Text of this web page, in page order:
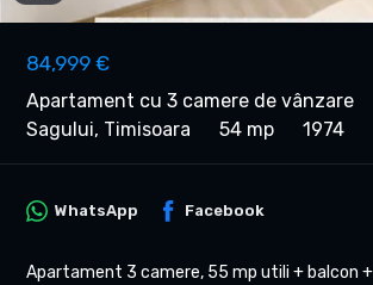
84,999 €
Apartament cu 3 camere de vânzare
Sagului, Timisoara
54 mp 1974
WhatsApp Facebook
Apartament 3 camere, 55 mp utili + balcon